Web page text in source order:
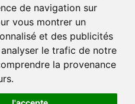
de navigation sur
vous montrer un
et des publicités
le trafic de notre
la provenance
réservés
production.fr